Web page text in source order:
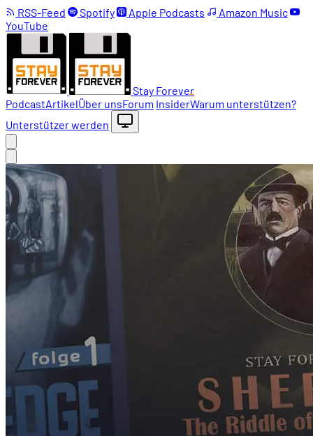
RSS-Feed Spotify Apple Podcasts
Amazon Music
YouTube
Stay Forever
PodcastArtikelÜber unsForum InsiderWarum unterstützen?
Unterstützer werden